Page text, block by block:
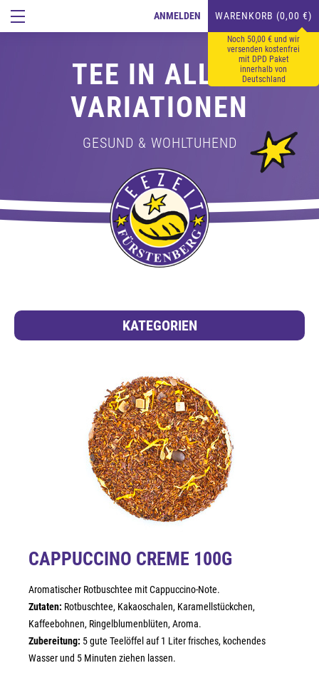
ANMELDEN WARENKORB (0,00 €)
Noch 50,00 € und wir
versenden kostenfrei
mit DPD Paket
innerhalb von
Deutschland
TEE IN ALLEN
VARIATIONEN
GESUND & WOHLTUHEND
KATEGORIEN
CAPPUCCINO CREME 100G
Aromatischer Rotbuschtee mit Cappuccino-Note.
Zutaten: Rotbuschtee, Kakaoschalen, Karamellstückchen,
Kaffeebohnen, Ringelblumenblüten, Aroma.
Zubereitung: 5 gute Teelöffel auf 1 Liter frisches, kochendes
Wasser und 5 Minuten ziehen lassen.